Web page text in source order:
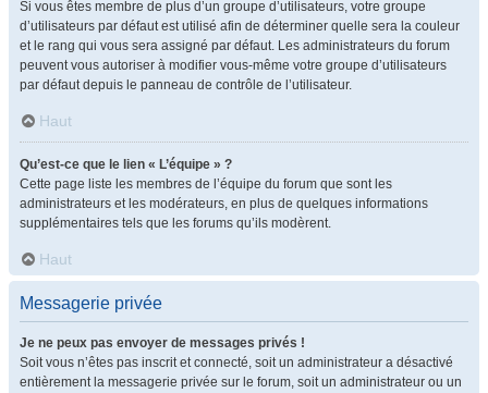
Si vous êtes membre de plus d’un groupe d’utilisateurs, votre groupe
d’utilisateurs par défaut est utilisé afin de déterminer quelle sera la couleur
et le rang qui vous sera assigné par défaut. Les administrateurs du forum
peuvent vous autoriser à modifier vous-même votre groupe d’utilisateurs
par défaut depuis le panneau de contrôle de l’utilisateur.
Haut
Qu’est-ce que le lien « L’équipe » ?
Cette page liste les membres de l’équipe du forum que sont les
administrateurs et les modérateurs, en plus de quelques informations
supplémentaires tels que les forums qu’ils modèrent.
Haut
Messagerie privée
Je ne peux pas envoyer de messages privés !
Soit vous n’êtes pas inscrit et connecté, soit un administrateur a désactivé
entièrement la messagerie privée sur le forum, soit un administrateur ou un